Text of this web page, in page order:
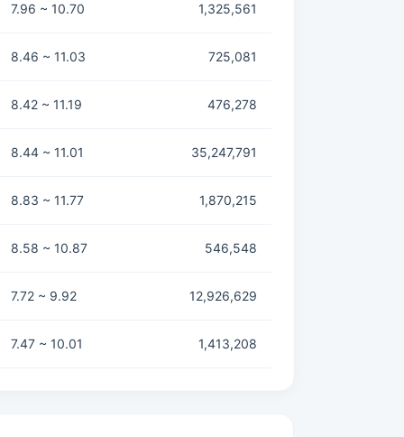
7.96 ~ 10.70 1,325,561
8.46 ~ 11.03 725,081
8.42 ~ 11.19 476,278
8.44 ~ 11.01 35,247,791
8.83 ~ 11.77 1,870,215
8.58 ~ 10.87 546,548
7.72 ~ 9.92 12,926,629
7.47 ~ 10.01 1,413,208